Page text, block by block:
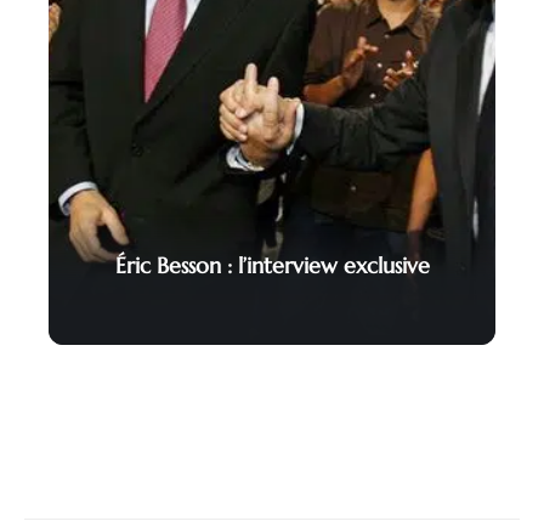
Éric Besson : l’interview exclusive